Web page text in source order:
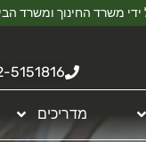
משרד החינוך ומשרד
5151816
מדריכים